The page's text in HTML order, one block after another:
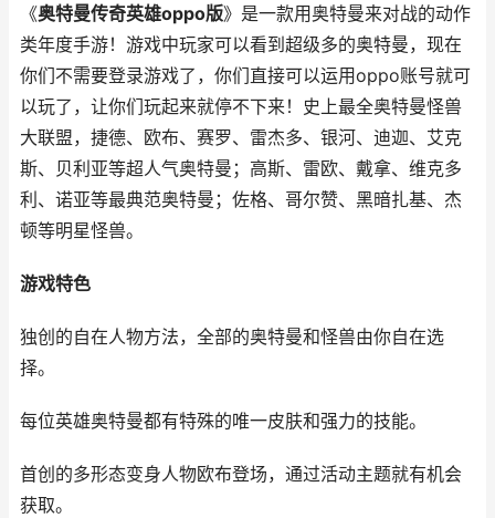
《奥特曼传奇英雄oppo版》是一款用奥特曼来对战的动作
类年度手游！游戏中玩家可以看到超级多的奥特曼，现在
你们不需要登录游戏了，你们直接可以运用oppo账号就可
以玩了，让你们玩起来就停不下来！史上最全奥特曼怪兽
大联盟，捷德、欧布、赛罗、雷杰多、银河、迪迦、艾克
斯、贝利亚等超人气奥特曼；高斯、雷欧、戴拿、维克多
利、诺亚等最典范奥特曼；佐格、哥尔赞、黑暗扎基、杰
顿等明星怪兽。
游戏特色
独创的自在人物方法，全部的奥特曼和怪兽由你自在选
择。
每位英雄奥特曼都有特殊的唯一皮肤和强力的技能。
首创的多形态变身人物欧布登场，通过活动主题就有机会
获取。